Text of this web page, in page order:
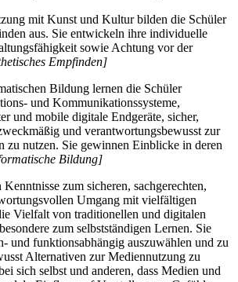
mit Kunst und Kultur bilden die Schüler
aus. Sie entwickeln ihre individuelle
sowie Achtung vor der
Empfinden]
Bildung lernen die Schüler
und Kommunikationssysteme,
und mobile digitale Endgeräte, sicher,
und verantwortungsbewusst zur
zu nutzen. Sie gewinnen Einblicke in deren
Bildung]
zum sicheren, sachgerechten,
Umgang mit vielfältigen
Vielfalt von traditionellen und digitalen
zum selbstständigen Lernen. Sie
und funktionsabhängig auszuwählen und zu
Alternativen zur Mediennutzung zu
sich selbst und anderen, dass Medien und